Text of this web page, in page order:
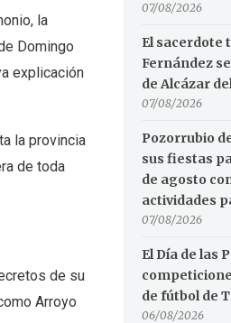
la
Domingo
explicación
la provincia
de toda
de su
Arroyo
07/08/2026
El sacerdote
Fernández
de Alcázar
07/08/2026
Pozorrubio
sus fiestas
de agosto
actividades
07/08/2026
El Día de las
de fútbol de
06/08/2026